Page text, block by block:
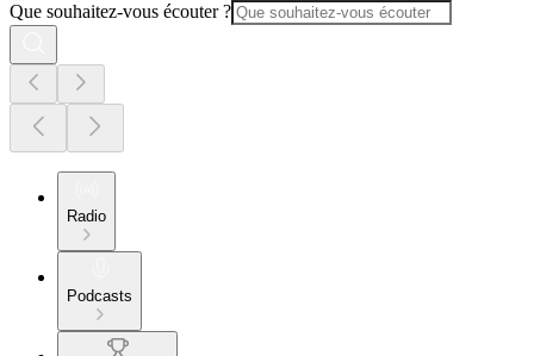
Que souhaitez-vous écouter ?
Radio
Podcasts